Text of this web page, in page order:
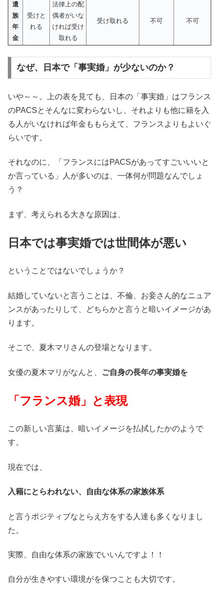
遺
族
年
金
受けと
れる
法律上の配
偶者がいな
ければ受け
取れる
受け取れる 不可 不可
なぜ、日本で「事実婚」が少ないのか？
いや～～。上の表を見ても、日本の「事実婚」はフランス
のPACSとそんなに変わらないし、それよりも他に籍を入
る人がいなければ年金ももらえて、フランスよりもよいぐ
らいです。
それなのに、「フランスにはPACSがあってすごいいいと
か言っている」人が多いのは、一体何が問題なんでしょ
う？
まず、考えられる大きな原因は、
日本では事実婚では世間体が悪い
ということではないでしょうか？
結婚していないと言うことは、不倫、お妾さん的なニュア
ンスがあったりして、どちらかと言うと暗いイメージがあ
ります。
そこで、夏木マリさんの登場となります。
女優の夏木マリがなんと、 ご自身の長年の事実婚を
「フランス婚」と表現
この新しい言葉は、暗いイメージを払拭したかのようで
す。
現在では、
入籍にとらわれない、自由な体系の家族体系
と言うポジティブなとらえ方をする人達も多くなりまし
た。
実際、自由な体系の家族でいいんですよ！！
自分が生きやすい環境がを保つことも大切です。